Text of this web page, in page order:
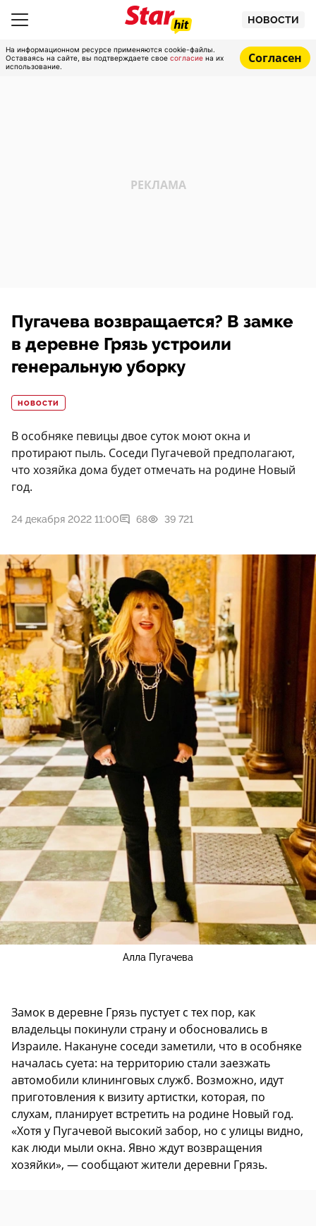
НОВОСТИ
На информационном ресурсе применяются cookie-файлы.
Оставаясь на сайте, вы подтверждаете свое согласие на их
использование.
Согласен
Пугачева возвращается? В замке
в деревне Грязь устроили
генеральную уборку
НОВОСТИ
В особняке певицы двое суток моют окна и
протирают пыль. Соседи Пугачевой предполагают,
что хозяйка дома будет отмечать на родине Новый
год.
24 декабря 2022 11:00 68 39 721
Алла Пугачева
Замок в деревне Грязь пустует с тех пор, как
владельцы покинули страну и обосновались в
Израиле. Накануне соседи заметили, что в особняке
началась суета: на территорию стали заезжать
автомобили клининговых служб. Возможно, идут
приготовления к визиту артистки, которая, по
слухам, планирует встретить на родине Новый год.
«Хотя у Пугачевой высокий забор, но с улицы видно,
как люди мыли окна. Явно ждут возвращения
хозяйки», — сообщают жители деревни Грязь.